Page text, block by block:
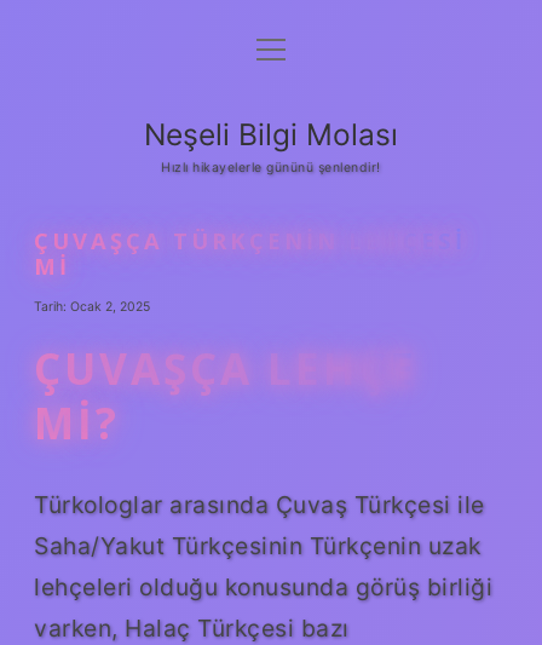
Anasayfa
Yasal Uyarı
menüyü
Neşeli Bilgi Molası
Hızlı hikayelerle gününü şenlendir!
ÇUVAŞÇA TÜRKÇENIN LEHÇESI
MI
Tarih: Ocak 2, 2025
ÇUVAŞÇA LEHÇE
MI?
Türkologlar arasında Çuvaş Türkçesi ile
Saha/Yakut Türkçesinin Türkçenin uzak
lehçeleri olduğu konusunda görüş birliği
varken, Halaç Türkçesi bazı